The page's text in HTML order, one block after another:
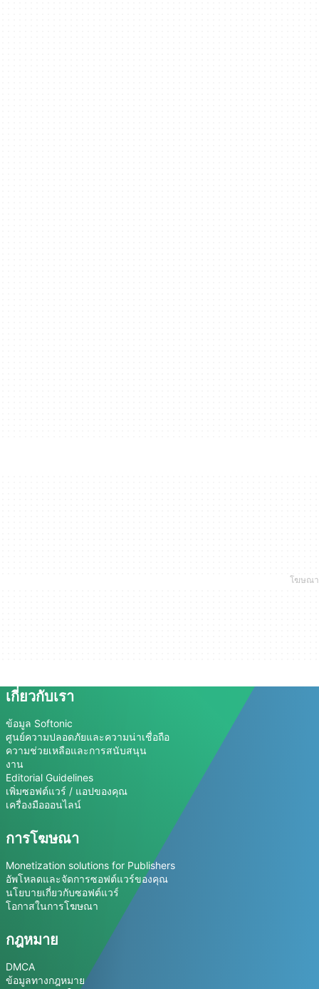
เกี่ยวกับเรา
ข้อมูล Softonic
ศูนย์ความปลอดภัยและความน่าเชื่อถือ
ความช่วยเหลือและการสนับสนุน
งาน
Editorial Guidelines
เพิ่มซอฟต์แวร์ / แอปของคุณ
เครื่องมือออนไลน์
การโฆษณา
Monetization solutions for Publishers
อัพโหลดและจัดการซอฟต์แวร์ของคุณ
นโยบายเกี่ยวกับซอฟต์แวร์
โอกาสในการโฆษณา
กฎหมาย
DMCA
ข้อมูลทางกฎหมาย